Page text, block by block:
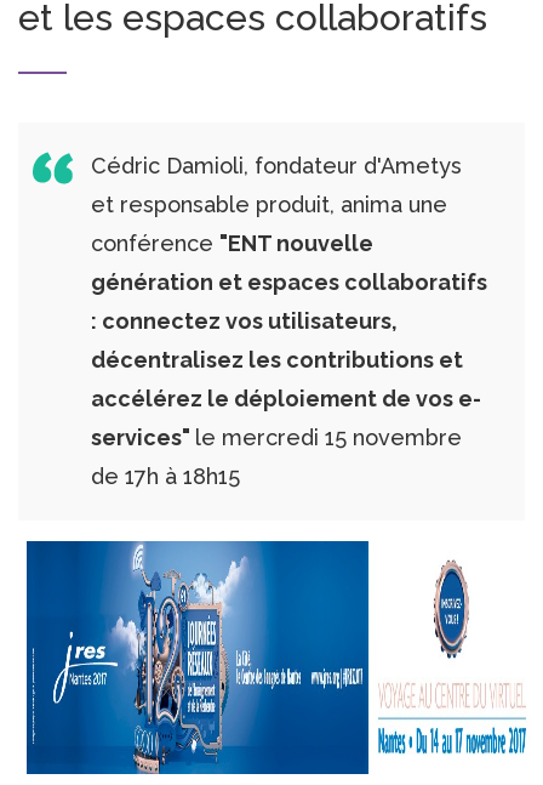
et les espaces collaboratifs
Cédric Damioli, fondateur d'Ametys
et responsable produit, anima une
conférence "ENT nouvelle
génération et espaces collaboratifs
: connectez vos utilisateurs,
décentralisez les contributions et
accélérez le déploiement de vos e-
services" le mercredi 15 novembre
de 17h à 18h15